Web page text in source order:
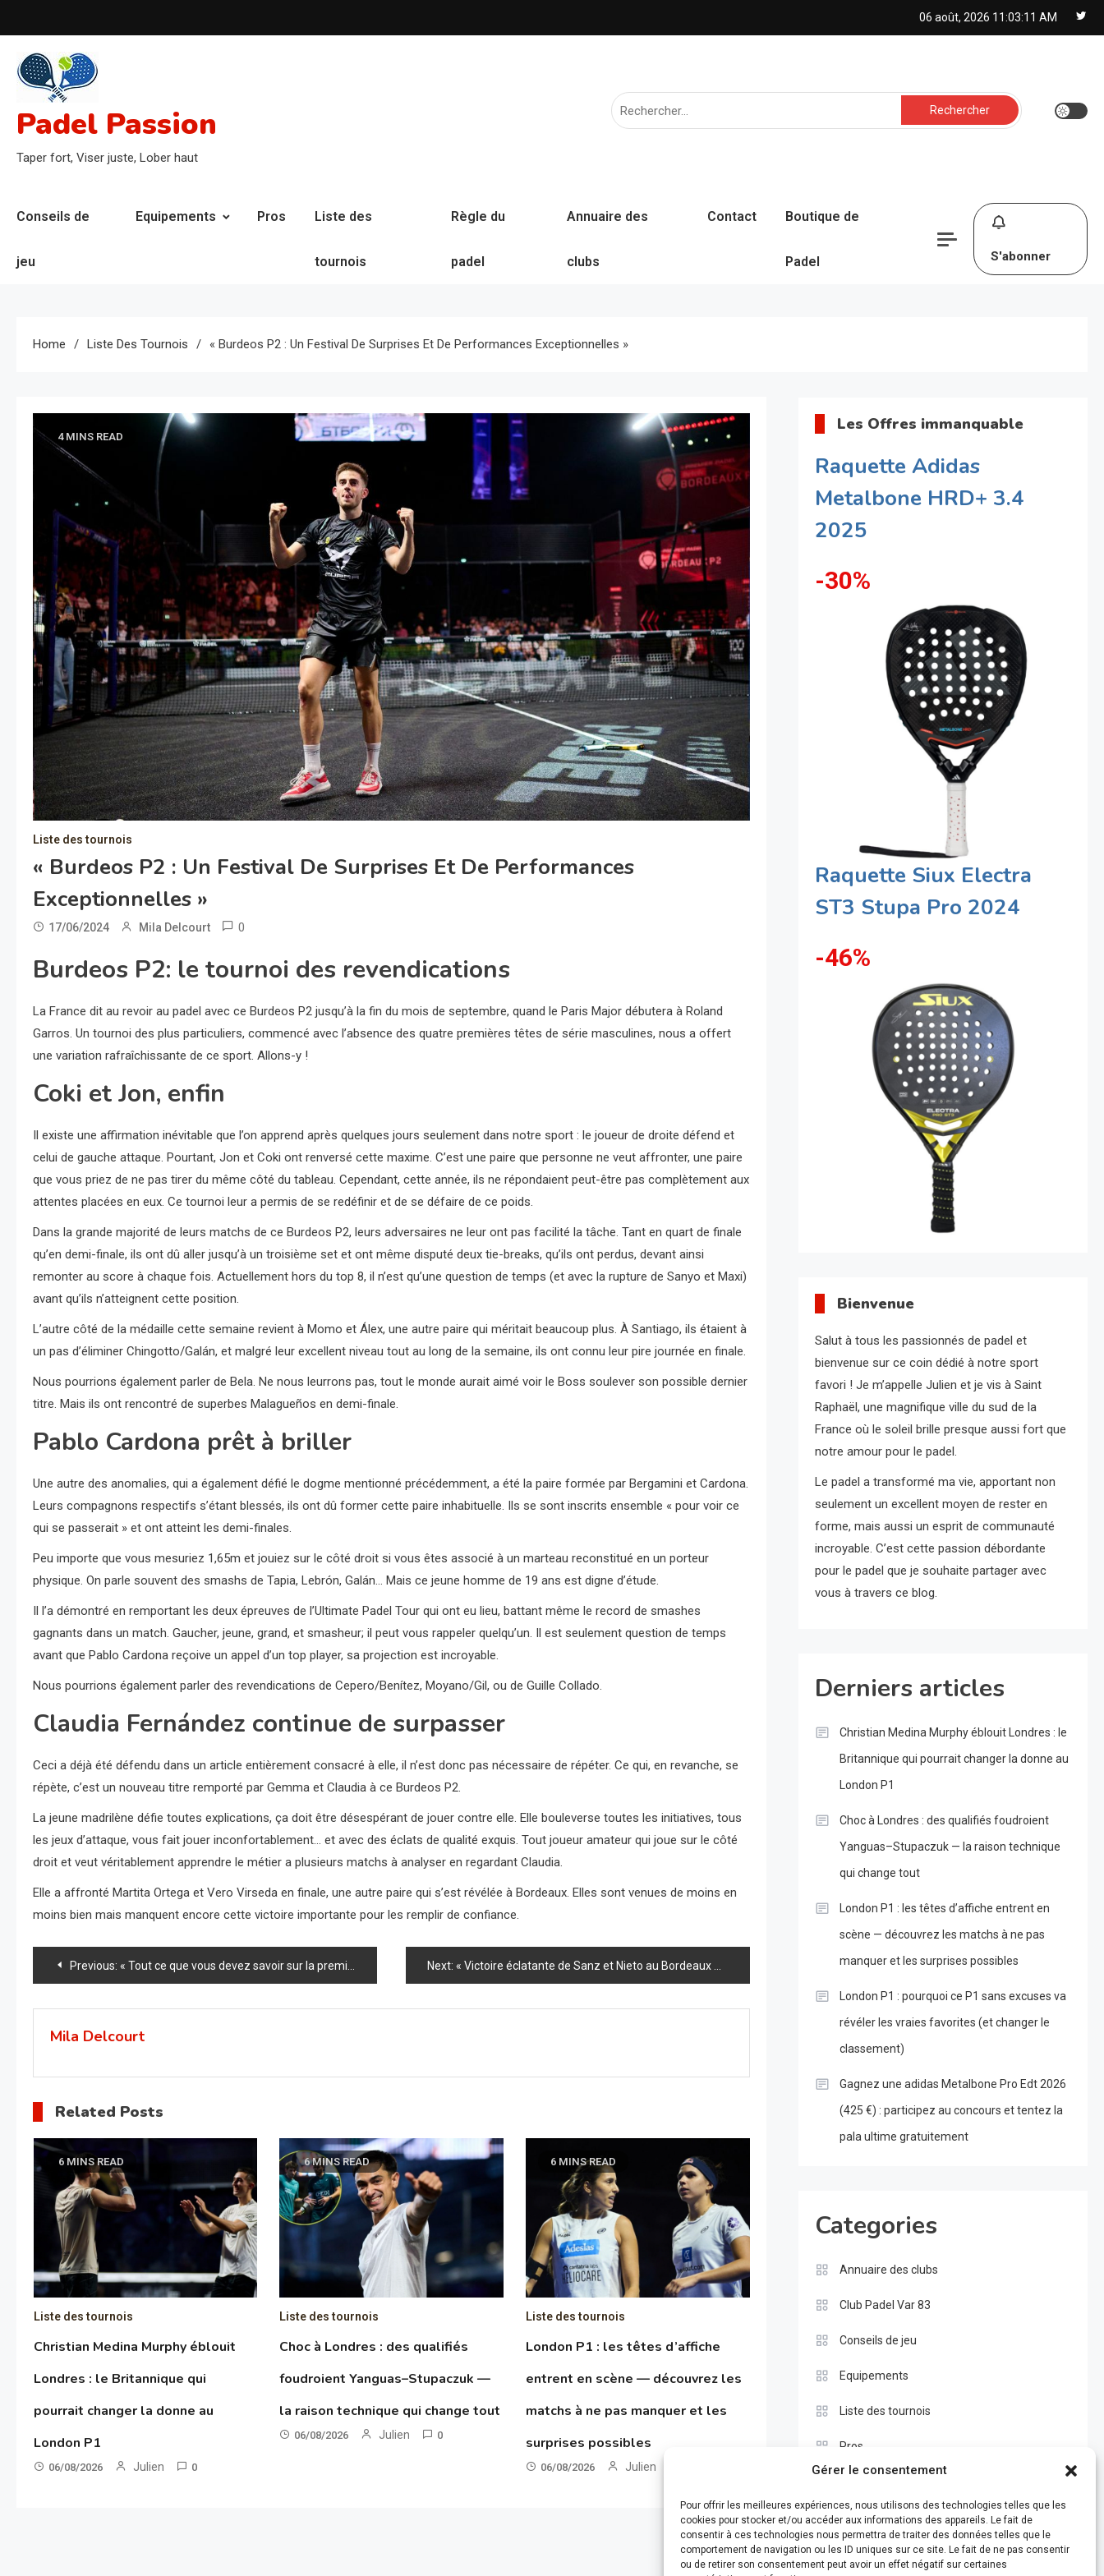
Gérer le consentement
Pour offrir les meilleures expériences, nous utilisons des technologies telles que les
cookies pour stocker et/ou accéder aux informations des appareils. Le fait de
consentir à ces technologies nous permettra de traiter des données telles que le
comportement de navigation ou les ID uniques sur ce site. Le fait de ne pas consentir
ou de retirer son consentement peut avoir un effet négatif sur certaines
to
content
06 août, 2026 11:03:12 AM
Padel Passion
Taper fort, Viser juste, Lober haut
Rechercher :
Conseils de
jeu
Equipements Pros Liste des
tournois
Règle du
padel
Annuaire des
clubs
Contact Boutique de
Padel S'abonner
Home Liste Des Tournois « Burdeos P2 : Un Festival De Surprises Et De Performances Exceptionnelles »
4 MINS READ
Liste des tournois
« Burdeos P2 : Un Festival De Surprises Et De Performances
Exceptionnelles »
17/06/2024 Mila Delcourt 0
Burdeos P2: le tournoi des revendications
La France dit au revoir au padel avec ce Burdeos P2 jusqu’à la fin du mois de septembre, quand le Paris Major débutera à Roland
Garros. Un tournoi des plus particuliers, commencé avec l’absence des quatre premières têtes de série masculines, nous a offert
une variation rafraîchissante de ce sport. Allons-y !
Coki et Jon, enfin
Il existe une affirmation inévitable que l’on apprend après quelques jours seulement dans notre sport : le joueur de droite défend et
celui de gauche attaque. Pourtant, Jon et Coki ont renversé cette maxime. C’est une paire que personne ne veut affronter, une paire
que vous priez de ne pas tirer du même côté du tableau. Cependant, cette année, ils ne répondaient peut-être pas complètement aux
attentes placées en eux. Ce tournoi leur a permis de se redéfinir et de se défaire de ce poids.
Dans la grande majorité de leurs matchs de ce Burdeos P2, leurs adversaires ne leur ont pas facilité la tâche. Tant en quart de finale
qu’en demi-finale, ils ont dû aller jusqu’à un troisième set et ont même disputé deux tie-breaks, qu’ils ont perdus, devant ainsi
remonter au score à chaque fois. Actuellement hors du top 8, il n’est qu’une question de temps (et avec la rupture de Sanyo et Maxi)
avant qu’ils n’atteignent cette position.
L’autre côté de la médaille cette semaine revient à Momo et Álex, une autre paire qui méritait beaucoup plus. À Santiago, ils étaient à
un pas d’éliminer Chingotto/Galán, et malgré leur excellent niveau tout au long de la semaine, ils ont connu leur pire journée en finale.
Nous pourrions également parler de Bela. Ne nous leurrons pas, tout le monde aurait aimé voir le Boss soulever son possible dernier
titre. Mais ils ont rencontré de superbes Malagueños en demi-finale.
Pablo Cardona prêt à briller
Une autre des anomalies, qui a également défié le dogme mentionné précédemment, a été la paire formée par Bergamini et Cardona.
Leurs compagnons respectifs s’étant blessés, ils ont dû former cette paire inhabituelle. Ils se sont inscrits ensemble « pour voir ce
qui se passerait » et ont atteint les demi-finales.
Peu importe que vous mesuriez 1,65m et jouiez sur le côté droit si vous êtes associé à un marteau reconstitué en un porteur
physique. On parle souvent des smashs de Tapia, Lebrón, Galán… Mais ce jeune homme de 19 ans est digne d’étude.
Il l’a démontré en remportant les deux épreuves de l’Ultimate Padel Tour qui ont eu lieu, battant même le record de smashes
gagnants dans un match. Gaucher, jeune, grand, et smasheur; il peut vous rappeler quelqu’un. Il est seulement question de temps
avant que Pablo Cardona reçoive un appel d’un top player, sa projection est incroyable.
Nous pourrions également parler des revendications de Cepero/Benítez, Moyano/Gil, ou de Guille Collado.
Claudia Fernández continue de surpasser
Ceci a déjà été défendu dans un article entièrement consacré à elle, il n’est donc pas nécessaire de répéter. Ce qui, en revanche, se
répète, c’est un nouveau titre remporté par Gemma et Claudia à ce Burdeos P2.
La jeune madrilène défie toutes explications, ça doit être désespérant de jouer contre elle. Elle bouleverse toutes les initiatives, tous
les jeux d’attaque, vous fait jouer inconfortablement… et avec des éclats de qualité exquis. Tout joueur amateur qui joue sur le côté
droit et veut véritablement apprendre le métier a plusieurs matchs à analyser en regardant Claudia.
Elle a affronté Martita Ortega et Vero Virseda en finale, une autre paire qui s’est révélée à Bordeaux. Elles sont venues de moins en
moins bien mais manquent encore cette victoire importante pour les remplir de confiance.
Navigation
de
l’article
Previous: « Tout ce que vous devez savoir sur la première journée des 32es du Italy Major » Next: « Victoire éclatante de Sanz et Nieto au Bordeaux Premier Padel »
Mila Delcourt
Related Posts
6 MINS READ
Liste des tournois
Christian Medina Murphy éblouit
Londres : le Britannique qui
pourrait changer la donne au
London P1
06/08/2026 Julien 0
6 MINS READ
Liste des tournois
Choc à Londres : des qualifiés
foudroient Yanguas–Stupaczuk —
la raison technique qui change tout
06/08/2026 Julien 0
6 MINS READ
Liste des tournois
London P1 : les têtes d’affiche
entrent en scène — découvrez les
matchs à ne pas manquer et les
surprises possibles
06/08/2026 Julien
Les Offres immanquable
Raquette Adidas
Metalbone HRD+ 3.4
2025
-30%
Raquette Siux Electra
ST3 Stupa Pro 2024
-46%
Bienvenue
Salut à tous les passionnés de padel et
bienvenue sur ce coin dédié à notre sport
favori ! Je m’appelle Julien et je vis à Saint
Raphaël, une magnifique ville du sud de la
France où le soleil brille presque aussi fort que
notre amour pour le padel.
Le padel a transformé ma vie, apportant non
seulement un excellent moyen de rester en
forme, mais aussi un esprit de communauté
incroyable. C’est cette passion débordante
pour le padel que je souhaite partager avec
vous à travers ce blog.
Derniers articles
Christian Medina Murphy éblouit Londres : le
Britannique qui pourrait changer la donne au
London P1
Choc à Londres : des qualifiés foudroient
Yanguas–Stupaczuk — la raison technique
qui change tout
London P1 : les têtes d’affiche entrent en
scène — découvrez les matchs à ne pas
manquer et les surprises possibles
London P1 : pourquoi ce P1 sans excuses va
révéler les vraies favorites (et changer le
classement)
Gagnez une adidas Metalbone Pro Edt 2026
(425 €) : participez au concours et tentez la
pala ultime gratuitement
Categories
Annuaire des clubs
Club Padel Var 83
Conseils de jeu
Equipements
Liste des tournois
Pros
Test